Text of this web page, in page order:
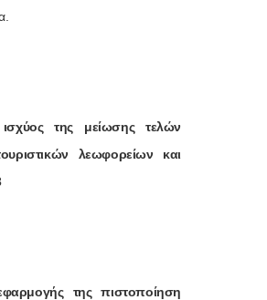
της μείωσης τελών
λεωφορείων και
της πιστοποίηση